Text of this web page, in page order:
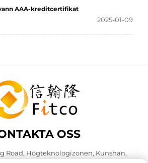
AAA-kreditcertifikat
2025-01-09
OSS
Road, Högteknologizonen, Kunshan,